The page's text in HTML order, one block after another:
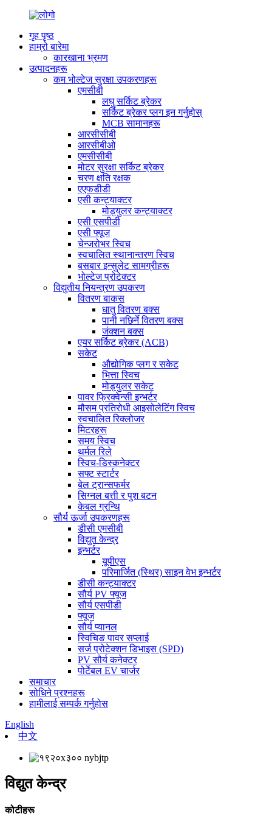
गृह पृष्ठ
हाम्रो बारेमा
कारखाना भ्रमण
उत्पादनहरू
कम भोल्टेज सुरक्षा उपकरणहरू
एमसीबी
लघु सर्किट ब्रेकर
सर्किट ब्रेकर प्लग इन गर्नुहोस्
MCB सामानहरू
आरसीसीबी
आरसीबीओ
एमसीसीबी
मोटर सुरक्षा सर्किट ब्रेकर
चरण क्षति रक्षक
एएफडीडी
एसी कन्ट्याक्टर
मोड्युलर कन्ट्याक्टर
एसी एसपीडी
एसी फ्यूज
चेन्जरोभर स्विच
स्वचालित स्थानान्तरण स्विच
बसबार इन्सुलेट सामग्रीहरू
भोल्टेज प्रोटेक्टर
विद्युतीय नियन्त्रण उपकरण
वितरण बाकस
धातु वितरण बक्स
पानी नछिर्ने वितरण बक्स
जंक्शन बक्स
एयर सर्किट ब्रेकर (ACB)
सकेट
औद्योगिक प्लग र सकेट
भित्ता स्विच
मोड्युलर सकेट
पावर फ्रिक्वेन्सी इन्भर्टर
मौसम प्रतिरोधी आइसोलेटिंग स्विच
स्वचालित रिक्लोजर
मिटरहरू
समय स्विच
थर्मल रिले
स्विच-डिस्कनेक्टर
सफ्ट स्टार्टर
बेल ट्रान्सफर्मर
सिग्नल बत्ती र पुश बटन
केबल ग्रन्थि
सौर्य ऊर्जा उपकरणहरू
डीसी एमसीबी
विद्युत केन्द्र
इन्भर्टर
यूपीएस
परिमार्जित (स्थिर) साइन वेभ इन्भर्टर
डीसी कन्ट्याक्टर
सौर्य PV फ्यूज
सौर्य एसपीडी
फ्यूज
सौर्य प्यानल
स्विचिङ पावर सप्लाई
सर्ज प्रोटेक्शन डिभाइस (SPD)
PV सौर्य कनेक्टर
पोर्टेबल EV चार्जर
समाचार
सोधिने प्रश्नहरू
हामीलाई सम्पर्क गर्नुहोस
English
中文
विद्युत केन्द्र
कोटीहरू